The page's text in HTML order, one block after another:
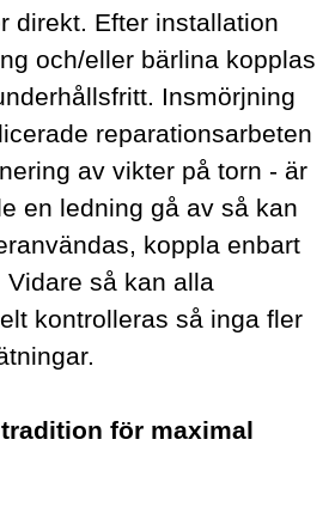
direkt. Efter installation
och/eller bärlina kopplas
Insmörjning
reparationsarbeten
av vikter på torn - är
en ledning gå av så kan
koppla enbart
så kan alla
kontrolleras så inga fler
för maximal